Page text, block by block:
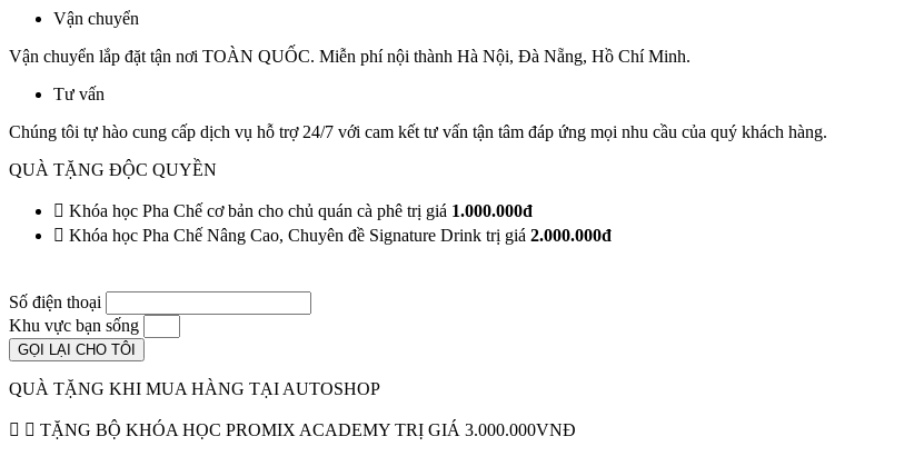
Vận chuyển
Vận chuyển lắp đặt tận nơi TOÀN QUỐC. Miễn phí nội thành Hà Nội, Đà Nẵng, Hồ Chí Minh.
Tư vấn
Chúng tôi tự hào cung cấp dịch vụ hỗ trợ 24/7 với cam kết tư vấn tận tâm đáp ứng mọi nhu cầu của quý khách hàng.
QUÀ TẶNG ĐỘC QUYỀN
Khóa học Pha Chế cơ bản cho chủ quán cà phê trị giá 1.000.000đ
Khóa học Pha Chế Nâng Cao, Chuyên đề Signature Drink trị giá 2.000.000đ
Số điện thoại
Khu vực bạn sống
GỌI LẠI CHO TÔI
QUÀ TẶNG KHI MUA HÀNG TẠI AUTOSHOP
TẶNG BỘ KHÓA HỌC PROMIX ACADEMY TRỊ GIÁ 3.000.000VNĐ